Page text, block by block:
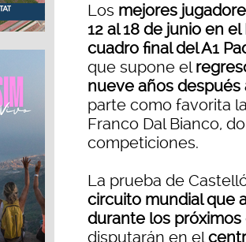
Los mejores
12 al 18 de junio en
cuadro final del A1
que supone el
nueve años después
parte como favorita
Franco Dal Bianco,
competiciones.
La prueba de
circuito mundial que
durante los próximos
disputarán en el